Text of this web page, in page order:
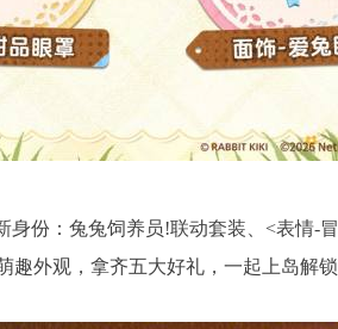
身份：兔兔饲养员!联动套装、<表情-
趣外观，拿齐五大好礼，一起上岛解